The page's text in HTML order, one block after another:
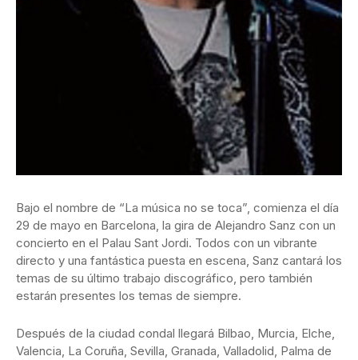
Bajo el nombre de “La música no se toca”, comienza el día
29 de mayo en Barcelona, la gira de Alejandro Sanz con un
concierto en el Palau Sant Jordi. Todos con un vibrante
directo y una fantástica puesta en escena, Sanz cantará los
temas de su último trabajo discográfico, pero también
estarán presentes los temas de siempre.
Después de la ciudad condal llegará Bilbao, Murcia, Elche,
Valencia, La Coruña, Sevilla, Granada, Valladolid, Palma de